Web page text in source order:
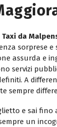
da
sorprese e
assurda e
servizi
A
sempre
e sai fino
un